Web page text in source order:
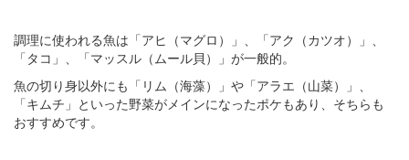
調理に使われる魚は「アヒ（マグロ）」、「アク（カツオ）」、
「タコ」、「マッスル（ムール貝）」が一般的。
魚の切り身以外にも「リム（海藻）」や「アラエ（山菜）」、
「キムチ」といった野菜がメインになったポケもあり、そちらも
おすすめです。